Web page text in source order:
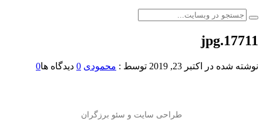
17711.jpg
نوشته شده در اکتبر 23, 2019 توسط : محمودی 0 دیدگاه ها0